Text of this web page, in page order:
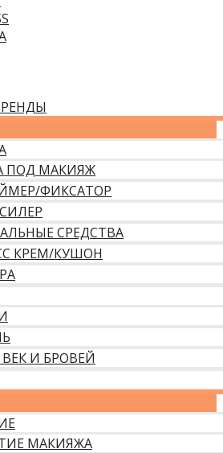
ПОД МАКИЯЖ
ФИКСАТОР
СРЕДСТВА
КРЕМ/КУШОН
И БРОВЕЙ
МАКИЯЖА